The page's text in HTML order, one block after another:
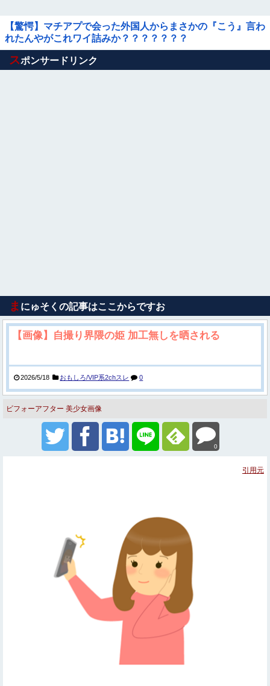
【驚愕】マチアプで会った外国人からまさかの『こう』言わ
れたんやがこれワイ詰みか？？？？？？？
Powered by livedoor 相互RSS
スポンサードリンク
ま にゅそくの記事はここからですお
【画像】自撮り界隈の姫 加工無しを晒される
2026/5/18 おもしろ/VIP系2chスレ 0
ビフォーアフター 美少女画像
0
引用元